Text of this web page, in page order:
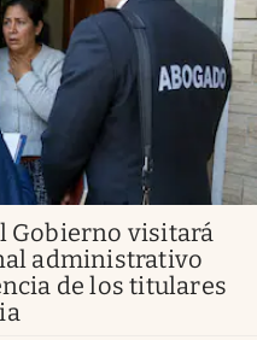
Gobierno visitará
administrativo
de los titulares